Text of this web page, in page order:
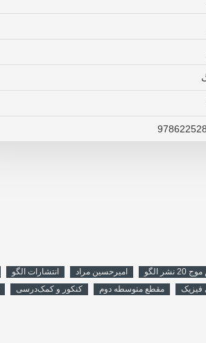
امیرحسین مراد انتشارات الگو
فیزیک مقطع متوسطه دوم کنکور و کمک‌درسی